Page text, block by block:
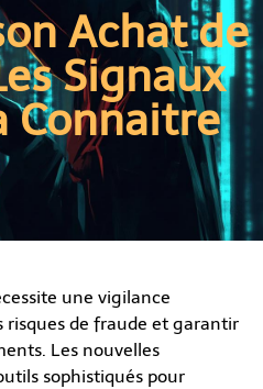
Achat de
Signaux
Connaitre
une vigilance
risques de fraude et garantir
Les nouvelles
sophistiqués pour